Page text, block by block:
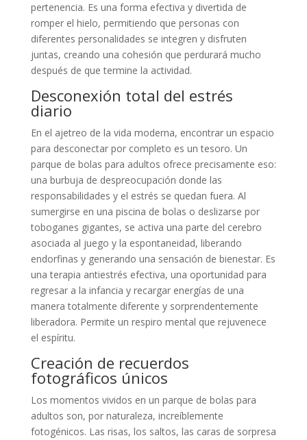
pertenencia. Es una forma efectiva y divertida de
romper el hielo, permitiendo que personas con
diferentes personalidades se integren y disfruten
juntas, creando una cohesión que perdurará mucho
después de que termine la actividad.
Desconexión total del estrés
diario
En el ajetreo de la vida moderna, encontrar un espacio
para desconectar por completo es un tesoro. Un
parque de bolas para adultos ofrece precisamente eso:
una burbuja de despreocupación donde las
responsabilidades y el estrés se quedan fuera. Al
sumergirse en una piscina de bolas o deslizarse por
toboganes gigantes, se activa una parte del cerebro
asociada al juego y la espontaneidad, liberando
endorfinas y generando una sensación de bienestar. Es
una terapia antiestrés efectiva, una oportunidad para
regresar a la infancia y recargar energías de una
manera totalmente diferente y sorprendentemente
liberadora. Permite un respiro mental que rejuvenece
el espíritu.
Creación de recuerdos
fotográficos únicos
Los momentos vividos en un parque de bolas para
adultos son, por naturaleza, increíblemente
fotogénicos. Las risas, los saltos, las caras de sorpresa